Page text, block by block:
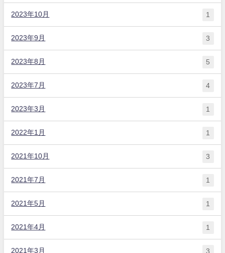
2023年10月 1
2023年9月 3
2023年8月 5
2023年7月 4
2023年3月 1
2022年1月 1
2021年10月 3
2021年7月 1
2021年5月 1
2021年4月 1
2021年3月 3